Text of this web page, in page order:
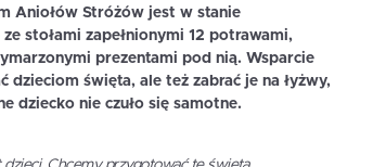
Aniołów Stróżów jest w stanie
stołami zapełnionymi 12 potrawami,
prezentami pod nią. Wsparcie
dzieciom święta, ale też zabrać je na łyżwy,
dziecko nie czuło się samotne.